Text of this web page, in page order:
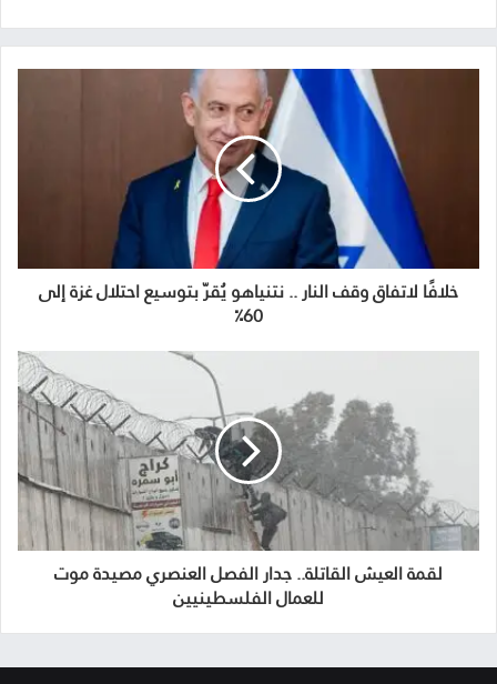
خلافًا لاتفاق وقف النار .. نتنياهو يُقرّ بتوسيع احتلال غزة إلى
60٪
لقمة العيش القاتلة.. جدار الفصل العنصري مصيدة موت
للعمال الفلسطينيين